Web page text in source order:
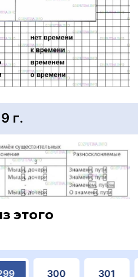
г.
этого
300 301